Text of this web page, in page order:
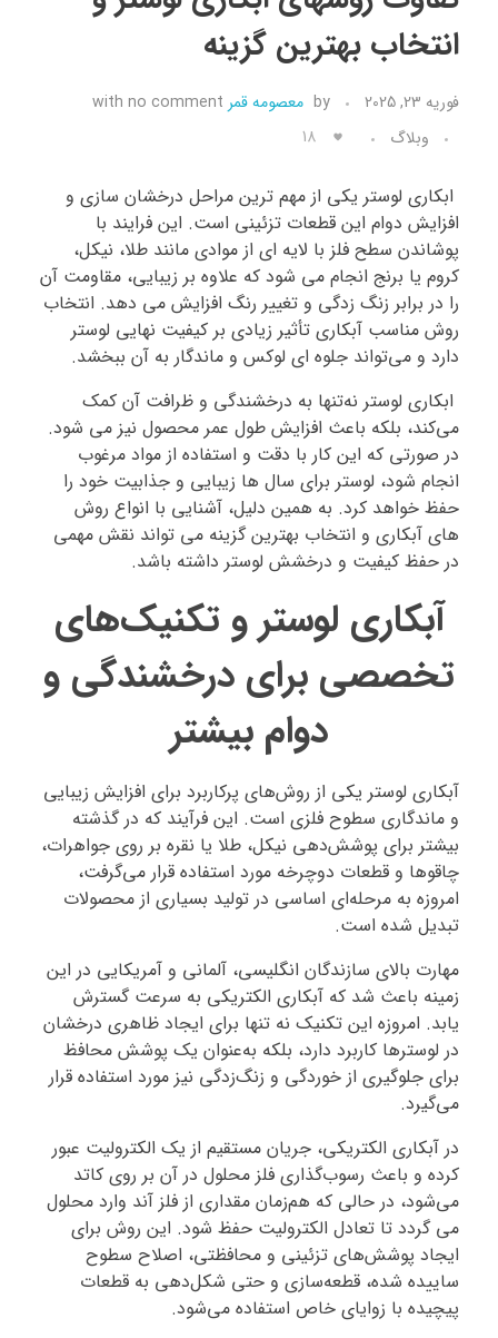
تماس با ما
انتخاب بهترین گزینه
فوریه 23, 2025 by معصومه قمر with no comment
وبلاگ
18
ابکاری لوستر یکی از مهم‌ ترین مراحل درخشان‌ سازی و
افزایش دوام این قطعات تزئینی است. این فرایند با
پوشاندن سطح فلز با لایه‌ ای از موادی مانند طلا، نیکل،
کروم یا برنج انجام می‌ شود که علاوه بر زیبایی، مقاومت آن
را در برابر زنگ‌ زدگی و تغییر رنگ افزایش می‌ دهد. انتخاب
روش مناسب آبکاری تأثیر زیادی بر کیفیت نهایی لوستر
دارد و می‌تواند جلوه‌ ای لوکس و ماندگار به آن ببخشد.
ابکاری لوستر نه‌تنها به درخشندگی و ظرافت آن کمک
می‌کند، بلکه باعث افزایش طول عمر محصول نیز می‌ شود.
در صورتی که این کار با دقت و استفاده از مواد مرغوب
انجام شود، لوستر برای سال‌ ها زیبایی و جذابیت خود را
حفظ خواهد کرد. به همین دلیل، آشنایی با انواع روش‌
های آبکاری و انتخاب بهترین گزینه می‌ تواند نقش مهمی
در حفظ کیفیت و درخشش لوستر داشته باشد.
آبکاری لوستر و تکنیک‌های
تخصصی برای درخشندگی و
دوام بیشتر
آبکاری لوستر یکی از روش‌های پرکاربرد برای افزایش زیبایی
و ماندگاری سطوح فلزی است. این فرآیند که در گذشته
بیشتر برای پوشش‌دهی نیکل، طلا یا نقره بر روی جواهرات،
چاقوها و قطعات دوچرخه مورد استفاده قرار می‌گرفت،
امروزه به مرحله‌ای اساسی در تولید بسیاری از محصولات
تبدیل شده است.
مهارت بالای سازندگان انگلیسی، آلمانی و آمریکایی در این
زمینه باعث شد که آبکاری الکتریکی به سرعت گسترش
یابد. امروزه این تکنیک نه تنها برای ایجاد ظاهری درخشان
در لوسترها کاربرد دارد، بلکه به‌عنوان یک پوشش محافظ
برای جلوگیری از خوردگی و زنگ‌زدگی نیز مورد استفاده قرار
می‌گیرد.
در آبکاری الکتریکی، جریان مستقیم از یک الکترولیت عبور
کرده و باعث رسوب‌گذاری فلز محلول در آن بر روی کاتد
می‌شود، در حالی که هم‌زمان مقداری از فلز آند وارد محلول
می‌ گردد تا تعادل الکترولیت حفظ شود. این روش برای
ایجاد پوشش‌های تزئینی و محافظتی، اصلاح سطوح
ساییده‌ شده، قطعه‌سازی و حتی شکل‌دهی به قطعات
پیچیده با زوایای خاص استفاده می‌شود.